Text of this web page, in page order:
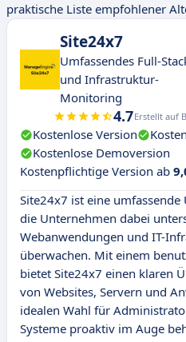
praktische Liste empfohlener
Site24x7
Umfassendes Full-
und Infrastruktur-
Monitoring
4.7Erstellt auf
Kostenlose Version
Kostenlose Demoversion
Kostenpflichtige Version ab
Site24x7 ist eine
die Unternehmen dabei
Webanwendungen und IT-
überwachen. Mit einem
bietet Site24x7 einen klaren
von Websites, Servern und
idealen Wahl für
Systeme proaktiv im Auge